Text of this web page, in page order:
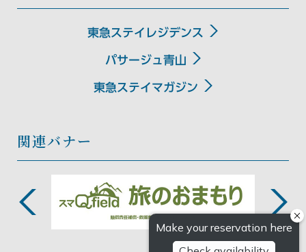
東急ステイレジデンス
パサージュ青山
東急ステイマガジン
関連バナー